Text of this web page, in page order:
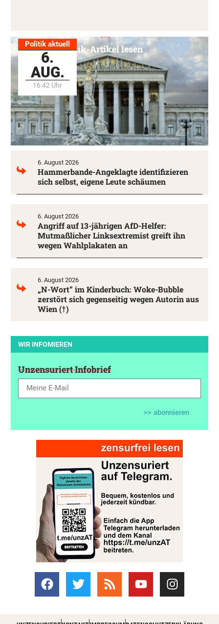
Politik aktuell
6.
AUG.
16:42 Uhr
Alle Politik-Artikel lesen
6. August 2026
Hammerbande-Angeklagte identifizieren
sich selbst, eigene Leute schäumen
6. August 2026
Angriff auf 13-jährigen AfD-Helfer:
Mutmaßlicher Linksextremist greift ihn
wegen Wahlplakaten an
6. August 2026
„N-Wort” im Kinderbuch: Woke-Bubble
zerstört sich gegenseitig wegen Autorin aus
Wien (†)
WIR INFOMIEREN
Unzensuriert Infobrief
>> abonnieren